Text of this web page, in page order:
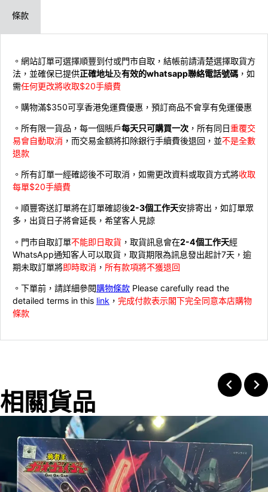
條款
。網站訂單可選擇順豐到付或門市自取，結帳前請清楚選擇取貨方
法，並確保已提供正確地址及有效的whatsapp聯絡電話號碼 ，如
需任何更改將收取$20手續費
。購物滿$350可享香港免運費優惠，預訂商品不會享有免運優惠
。所有限一貨品，每一個賬戶每天只可購買一次 ，所有同日重覆交
易會自動取消 ，而交易金額將扣除銀行手續費後退回，並不是全數
退款
。所有訂單一經確認後不可取消，如需更改資料或取貨方式將收取
每單$20手續費
。順豐寄送訂單將在訂單確認後2-3個工作天安排寄出，如訂單眾
多，出貨日子將會延長，希望客人見諒
。門市自取訂單不能即日取貨 ，取貨訊息會在2-4個工作天經
WhatsApp通知客人可以取貨，取貨期限為訊息發出起計7天，逾
期未取訂單將即時取消 ， 所有款項將不獲退回
。下單前，請詳細參閱購物條款 Please carefully read the
detailed terms in this link ， 完成付款表示閣下完全同意本店購物
條款
相關貨品